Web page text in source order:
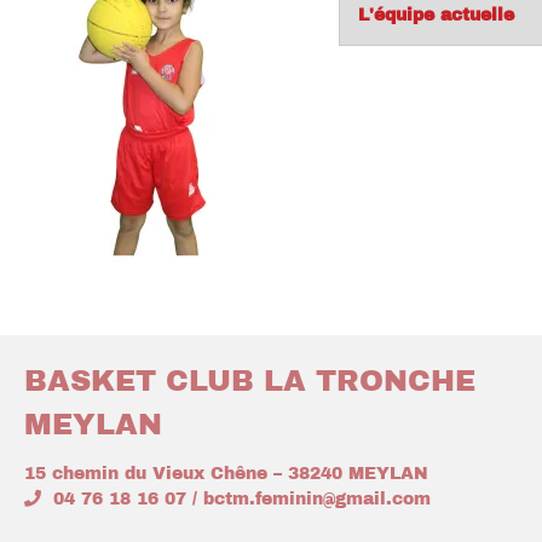
L'équipe actuelle
BASKET CLUB LA TRONCHE
MEYLAN
15 chemin du Vieux Chêne – 38240 MEYLAN
04 76 18 16 07 / bctm.feminin@gmail.com